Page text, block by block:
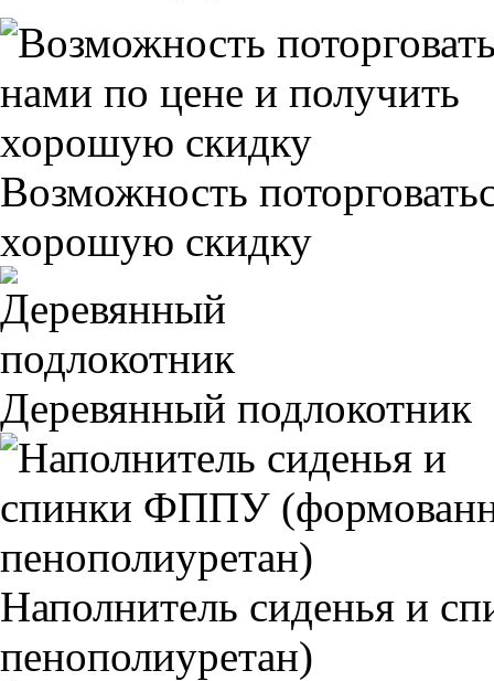
Возможность
хорошую скидку
Деревянный подлокотник
Наполнитель сиденья и
пенополиуретан)